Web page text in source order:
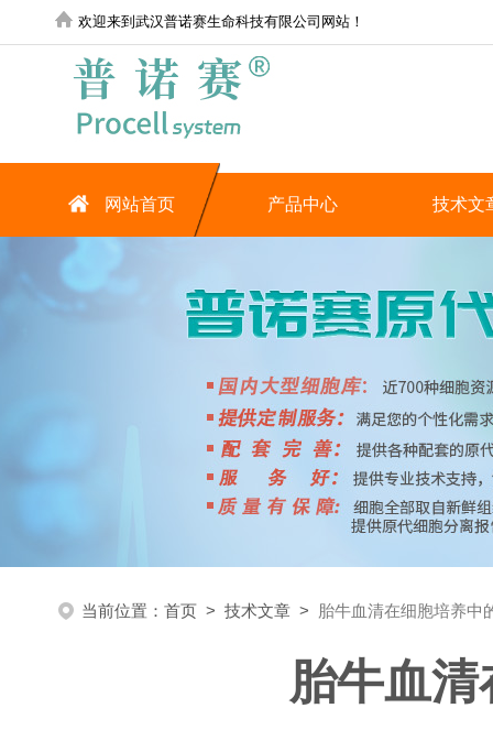
欢迎来到武汉普诺赛生命科技有限公司网站！
网站首页 产品中心 技术文
当前位置： 首页 > 技术文章 > 胎牛血清在细胞培养中
胎牛血